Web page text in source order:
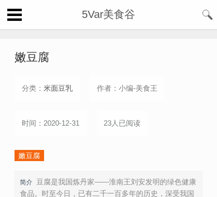
5Var美食谷
嫩豆腐
分类： 米面豆乳 作者：小编-美食王
时间：2020-12-31 23人已阅读
嫩豆腐
简介
豆腐是我国炼丹家——淮南王刘安发明的绿色健康
食品。时至今日，已有二千一百多年的历史，深受我国